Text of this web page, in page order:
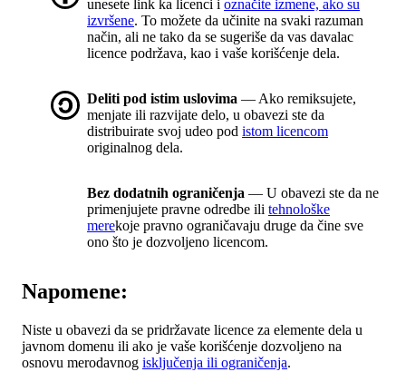
unesete link ka licenci i označite izmene, ako su
izvršene. To možete da učinite na svaki razuman
način, ali ne tako da se sugeriše da vas davalac
licence podržava, kao i vaše korišćenje dela.
Deliti pod istim uslovima — Ako remiksujete,
menjate ili razvijate delo, u obavezi ste da
distribuirate svoj udeo pod istom licencom
originalnog dela.
Bez dodatnih ograničenja — U obavezi ste da ne
primenjujete pravne odredbe ili tehnološke
merekoje pravno ograničavaju druge da čine sve
ono što je dozvoljeno licencom.
Napomene:
Niste u obavezi da se pridržavate licence za elemente dela u
javnom domenu ili ako je vaše korišćenje dozvoljeno na
osnovu merodavnog isključenja ili ograničenja.